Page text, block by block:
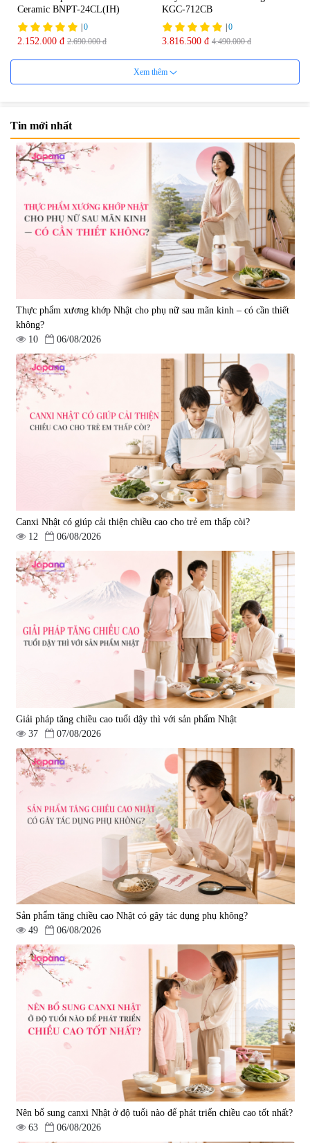
Ceramic BNPT-24CL(IH)
0
2.152.000 đ 2.690.000 đ
KGC-712CB
0
3.816.500 đ 4.490.000 đ
Máy ép Kuvings NS-321CBM2
| 0
12.392.000 đ 15.490.000 đ
30%
Nồi nhà bếp nhôm
POONGNYUN FMPT-
28CH(IH)
|0
2.443.000 đ 3.490.000 đ
Nồi nhà bếp POONGNYUN
Ceramic BNPT-24C(IH)
2.163.000 đ 3.090.000 đ
25%
Nồi nhà bếp POONGNYUN
Ceramic BLRPT-20C(IH)
|0
1.867.500 đ 2.490.000 đ
Lẩu điện Kuvings KMG-200B
0
3.591.000 đ 3.990.000 đ
5%
Máy ép Kuvings KHS-2520CB
0
18.040.500 đ 18.990.000 đ
Xem thêm
Tin mới nhất
Thực phẩm xương khớp Nhật cho phụ nữ sau mãn kinh – có cần thiết
không?
10
06/08/2026
Canxi Nhật có giúp cải thiện chiều cao cho trẻ em thấp còi?
12
06/08/2026
Giải pháp tăng chiều cao tuổi dậy thì với sản phẩm Nhật
37
07/08/2026
Sản phẩm tăng chiều cao Nhật có gây tác dụng phụ không?
49
06/08/2026
Nên bổ sung canxi Nhật ở độ tuổi nào để phát triển chiều cao tốt nhất?
63
06/08/2026